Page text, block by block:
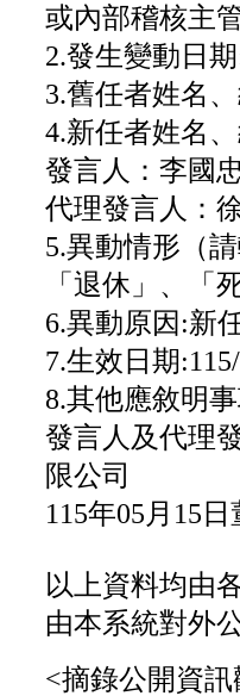
或內部稽核主
2.發生變動日
3.舊任者姓名
4.新任者姓名
發言人：李國
代理發言人：
5.異動情形（
「退休」、「
6.異動原因:新
7.生效日期
8.其他應敘明
發言人及代理
限公司
115年05月15
以上資料均由
由本系統對外
<摘錄公開資